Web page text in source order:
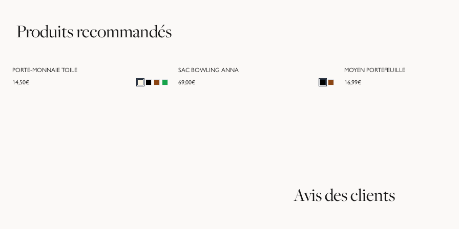
Produits recommandés
PORTE-MONNAIE TOILE
14,50€
SAC BOWLING ANNA
69,00€
MOYEN PORTEFEUILLE
16,99€
Avis des clients